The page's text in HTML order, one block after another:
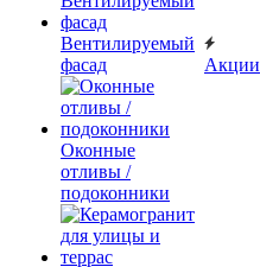
Вентилируемый
фасад
Оконные
отливы /
подоконники
Акции